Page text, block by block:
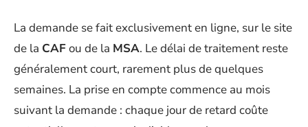
La demande se fait exclusivement en ligne, sur le site
de la CAFou de la MSA. Le délai de traitement reste
généralement court, rarement plus de quelques
semaines. La prise en compte commence au mois
suivant la demande : chaque jour de retard coûte